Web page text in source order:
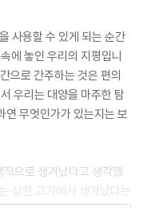
사용할 수 있게 되는 순간
에 놓인 우리의 지평입니
으로 간주하는 것은 편의
우리는 대양을 마주한 탐
연 무엇인가가 있는지는 보
으로 생겨났다고 생각했
상한 고기에서 생겨났다는